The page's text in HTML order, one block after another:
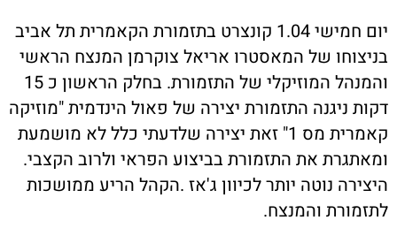
יום חמישי 1.04 קונצרט בתזמורת הקאמרית תל אביב
בניצוחו של המאסטרו אריאל צוקרמן המנצח הראשי
והמנהל המוזיקלי של התזמורת. בחלק הראשון כ 15
דקות ניגנה התזמורת יצירה של פאול הינדמית "מוזיקה
קאמרית מס 1" זאת יצירה שלדעתי כלל לא מושמעת
ומאתגרת את התזמורת בביצוע הפראי ולרוב הקצבי.
היצירה נוטה יותר לכיוון ג'אז .הקהל הריע ממושכות
לתזמורת והמנצח.